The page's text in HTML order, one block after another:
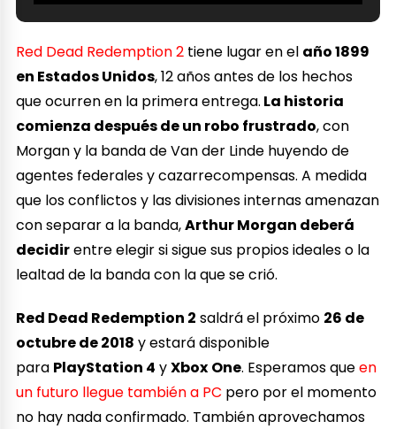
Red Dead Redemption 2 tiene lugar en el año 1899
en Estados Unidos, 12 años antes de los hechos
que ocurren en la primera entrega. La historia
comienza después de un robo frustrado, con
Morgan y la banda de Van der Linde huyendo de
agentes federales y cazarrecompensas. A medida
que los conflictos y las divisiones internas amenazan
con separar a la banda,Arthur Morgan deberá
decidirentre elegir si sigue sus propios ideales o la
lealtad de la banda con la que se crió.
Red Dead Redemption 2 saldrá el próximo 26 de
octubre de 2018 y estará disponible
para PlayStation 4 yXbox One. Esperamos queen
un futuro llegue también a PC pero por el momento
no hay nada confirmado. También aprovechamos